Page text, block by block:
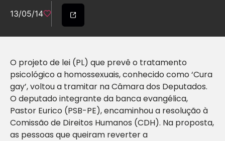
13/05/14
O projeto de lei (PL) que prevê o tratamento
psicológico a homossexuais, conhecido como ‘Cura
gay’, voltou a tramitar na Câmara dos Deputados.
O deputado integrante da banca evangélica,
Pastor Eurico (PSB-PE), encaminhou a resolução à
Comissão de Direitos Humanos (CDH). Na proposta,
as pessoas que queiram reverter a